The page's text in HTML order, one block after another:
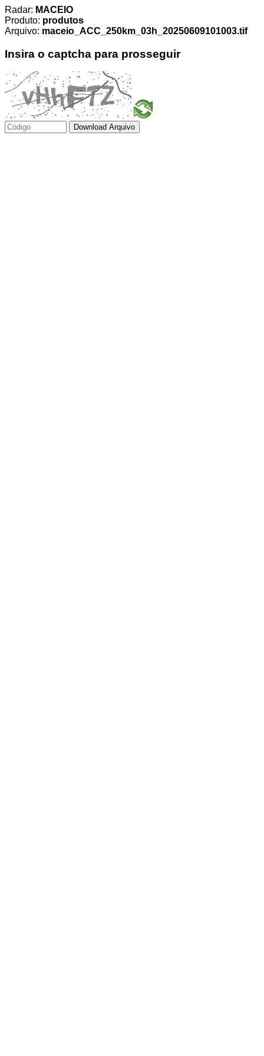
Radar: MACEIO
Produto: produtos
Arquivo: maceio_ACC_250km_03h_20250609101003.tif
Insira o captcha para prosseguir